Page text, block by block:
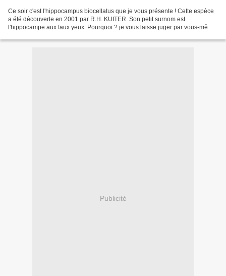
Ce soir c'est l'hippocampus biocellatus que je vous présente ! Cette espèce
a été découverte en 2001 par R.H. KUITER. Son petit surnom est
l'hippocampe aux faux yeux. Pourquoi ? je vous laisse juger par vous-même
Publicité